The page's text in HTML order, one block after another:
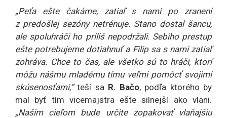
„Peťa ešte čakáme, zatiaľ s nami po zranení
z predošlej sezóny netrénuje. Stano dostal šancu,
ale spoluhráči ho príliš nepodržali. Sebiho prestup
ešte potrebujeme dotiahnuť a Filip sa s nami zatiaľ
zohráva. Chce to čas, ale všetko sú to hráči, ktorí
môžu nášmu mladému tímu veľmi pomôcť svojimi
skúsenosťami,“teší sa R. Bačo, podľa ktorého by
mal byť tím vicemajstra ešte silnejší ako vlani.
„Našim cieľom bude určite zopakovať vlaňajšiu